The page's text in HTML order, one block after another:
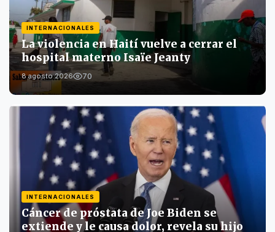
INTERNACIONALES
La violencia en Haití vuelve a cerrar el
hospital materno Isaïe Jeanty
8 agosto 2026 70
INTERNACIONALES
Cáncer de próstata de Joe Biden se
extiende y le causa dolor, revela su hijo